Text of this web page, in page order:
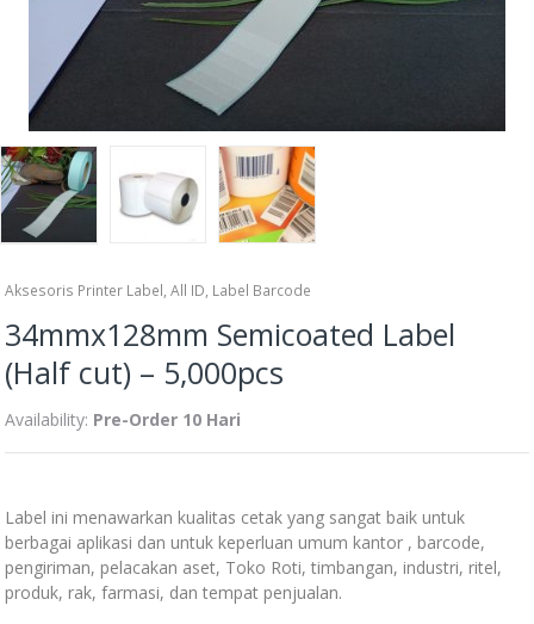
Aksesoris Printer Label,All ID, Label Barcode
34mmx128mm Semicoated Label
(Half cut) – 5,000pcs
Availability: Pre-Order 10 Hari
Label ini menawarkan kualitas cetak yang sangat baik untuk
berbagai aplikasi dan untuk keperluan umum kantor , barcode,
pengiriman, pelacakan aset, Toko Roti, timbangan, industri, ritel,
produk, rak, farmasi, dan tempat penjualan.